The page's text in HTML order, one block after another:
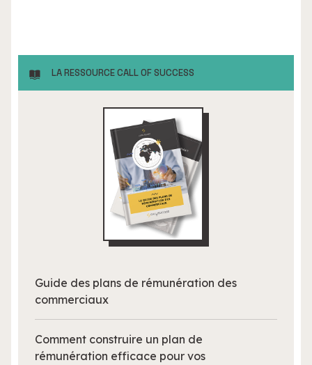
LA RESSOURCE CALL OF SUCCESS
Guide des plans de rémunération des
commerciaux
Comment construire un plan de
rémunération efficace pour vos